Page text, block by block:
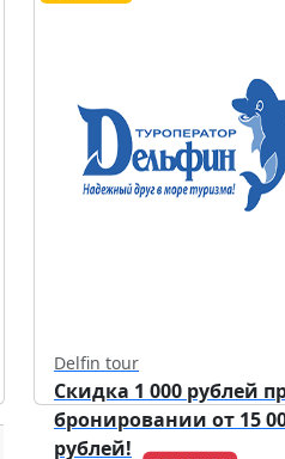
Delfin tour
Скидка 1 000 рублей
бронировании от 15
рублей!